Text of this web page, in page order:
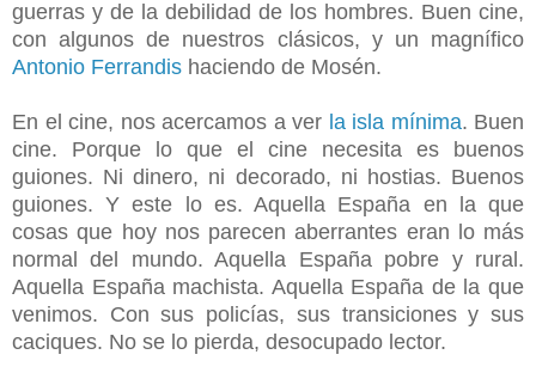
guerras y de la debilidad de los hombres. Buen cine,
con algunos de nuestros clásicos, y un magnífico
Antonio Ferrandis haciendo de Mosén.
En el cine, nos acercamos a ver la isla mínima. Buen
cine. Porque lo que el cine necesita es buenos
guiones. Ni dinero, ni decorado, ni hostias. Buenos
guiones. Y este lo es. Aquella España en la que
cosas que hoy nos parecen aberrantes eran lo más
normal del mundo. Aquella España pobre y rural.
Aquella España machista. Aquella España de la que
venimos. Con sus policías, sus transiciones y sus
caciques. No se lo pierda, desocupado lector.